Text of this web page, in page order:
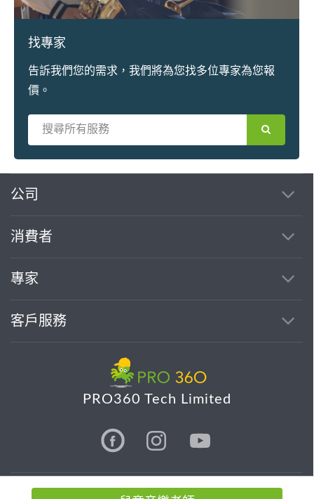
找專家
告訴我們您的需求，我們將為您找多位專家為您報
價。
公司
消費者
專家
客戶服務
PRO360 Tech Limited